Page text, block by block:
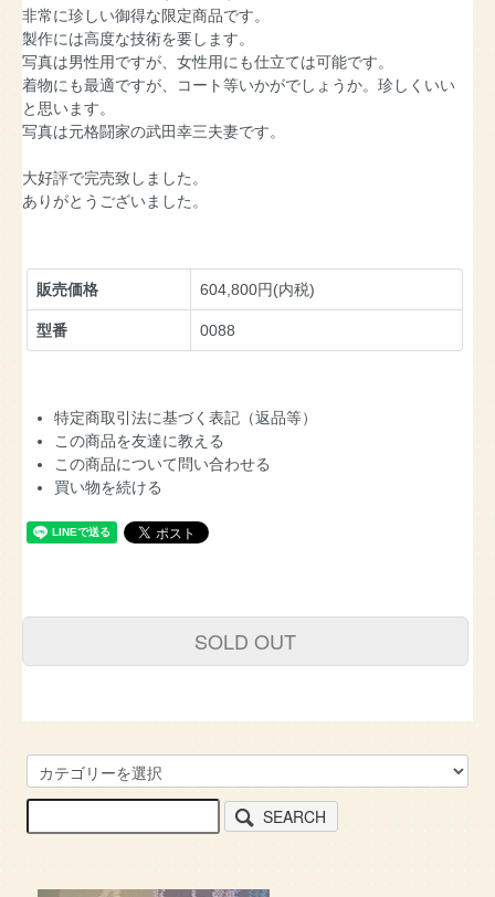
非常に珍しい御得な限定商品です。
製作には高度な技術を要します。
写真は男性用ですが、女性用にも仕立ては可能です。
着物にも最適ですが、コート等いかがでしょうか。珍しくいい
と思います。
写真は元格闘家の武田幸三夫妻です。
大好評で完売致しました。
ありがとうございました。
販売価格 604,800円(内税)
型番 0088
特定商取引法に基づく表記（返品等）
この商品を友達に教える
この商品について問い合わせる
買い物を続ける
SOLD OUT
SEARCH